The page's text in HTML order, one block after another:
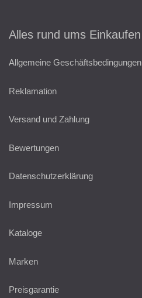
Alles rund ums Einkaufen
Allgemeine Geschäftsbedingungen
Reklamation
Versand und Zahlung
Bewertungen
Datenschutzerklärung
Impressum
Kataloge
Marken
Preisgarantie